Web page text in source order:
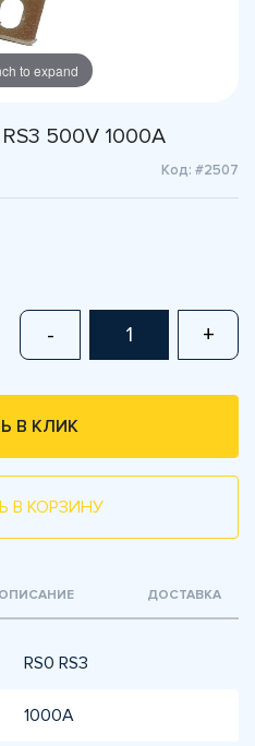
to expand
500V 1000A
Код: #2507
- +
В КЛИК
В КОРЗИНУ
ОПИСАНИЕ ДОСТАВКА
RS0 RS3
1000А